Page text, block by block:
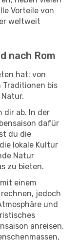
Vorteile von
weltweit
nach Rom
hat: von
bis
dir ab. In der
dafür
du die
lokale Kultur
Natur
zu bieten.
einem
jedoch
und
anreisen,